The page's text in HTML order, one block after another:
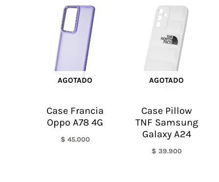
AGOTADO
Case Francia
Oppo A78 4G
$ 45.000
AGOTADO
Case Pillow
TNF Samsung
Galaxy A24
$ 39.900